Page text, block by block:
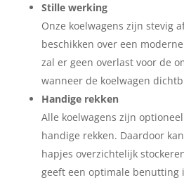
Stille werking
Onze koelwagens zijn stevig
beschikken over een
zal er geen overlast voor de
wanneer de koelwagen
Handige rekken
Alle koelwagens zijn
handige rekken. Daardoor
hapjes overzichtelijk
geeft een optimale benutting